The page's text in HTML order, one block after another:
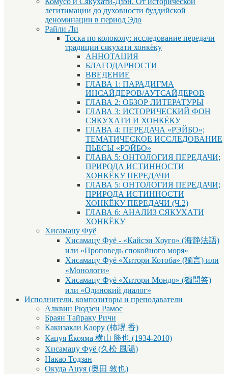
легитимации до духовности буддийской
деноминации в период Эдо
Райли Ли
Тоска по колоколу: исследование передачи
традиции сякухати хонкёку
АННОТАЦИЯ
БЛАГОДАРНОСТИ
ВВЕДЕНИЕ
ГЛАВА 1: ПАРАДИГМА
ИНСАЙДЕРОВ/АУТСАЙДЕРОВ
ГЛАВА 2: ОБЗОР ЛИТЕРАТУРЫ
ГЛАВА 3: ИСТОРИЧЕСКИЙ ФОН
СЯКУХАТИ И ХОНКЁКУ
ГЛАВА 4: ПЕРЕДАЧА «РЭЙБО»;
ТЕМАТИЧЕСКОЕ ИССЛЕДОВАНИЕ
ПЬЕСЫ «РЭЙБО»
ГЛАВА 5: ОНТОЛОГИЯ ПЕРЕДАЧИ;
ПРИРОДА ИСТИННОСТИ
ХОНКЁКУ ПЕРЕДАЧИ
ГЛАВА 5: ОНТОЛОГИЯ ПЕРЕДАЧИ;
ПРИРОДА ИСТИННОСТИ
ХОНКЁКУ ПЕРЕДАЧИ (Ч.2)
ГЛАВА 6: АНАЛИЗ СЯКУХАТИ
ХОНКЁКУ
Хисамацу Фуё
Хисамацу Фуё - «Кайсэи Хоуго» (海静法語)
или «Проповедь спокойного моря»
Хисамацу Фуё «Хитори Котоба» (獨言) или
«Монологи»
Хисамацу Фуё «Хитори Мондо» (獨問答)
или «Одинокий диалог»
Исполнители, композиторы и преподаватели
Алквин Рюдзен Рамос
Браян Тайраку Ричи
Какизакаи Каору (柿堺 香)
Кацуя Ёкояма 横山 勝也 (1934-2010)
Хисамацу Фуё (久松 風陽)
Накао Тодзан
Окуда Ацуя (奥田 敦也)